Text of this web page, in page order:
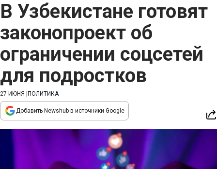
В Узбекистане готовят
законопроект об
ограничении соцсетей
для подростков
27 ИЮНЯ ПОЛИТИКА
Добавить Newshub в источники Google